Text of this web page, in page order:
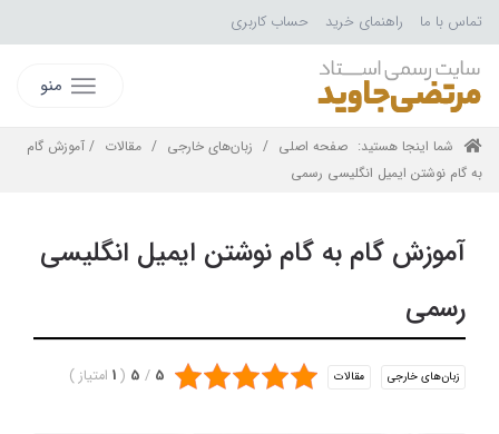
تماس با ما راهنمای خرید حساب کاربری
منو
شما اینجا هستید: صفحه اصلی / زبان‌های خارجی / مقالات / آموزش گام
به گام نوشتن ایمیل انگلیسی رسمی
آموزش گام به گام نوشتن ایمیل انگلیسی
رسمی
زبان‌های خارجی مقالات 5
/
5
(
1 امتیاز)